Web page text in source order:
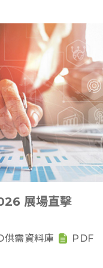
展場直擊
供需資料庫 PDF